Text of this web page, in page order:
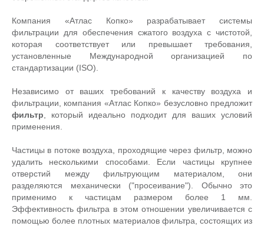
Компания «Атлас Копко» разрабатывает системы
фильтрации для обеспечения сжатого воздуха с чистотой,
которая соответствует или превышает требования,
установленные Международной организацией по
стандартизации (ISO).
Независимо от ваших требований к качеству воздуха и
фильтрации, компания «Атлас Копко» безусловно предложит
фильтр , который идеально подходит для ваших условий
применения.
Частицы в потоке воздуха, проходящие через фильтр, можно
удалить несколькими способами. Если частицы крупнее
отверстий между фильтрующим материалом, они
разделяются механически ("просеивание"). Обычно это
применимо к частицам размером более 1 мм.
Эффективность фильтра в этом отношении увеличивается с
помощью более плотных материалов фильтра, состоящих из